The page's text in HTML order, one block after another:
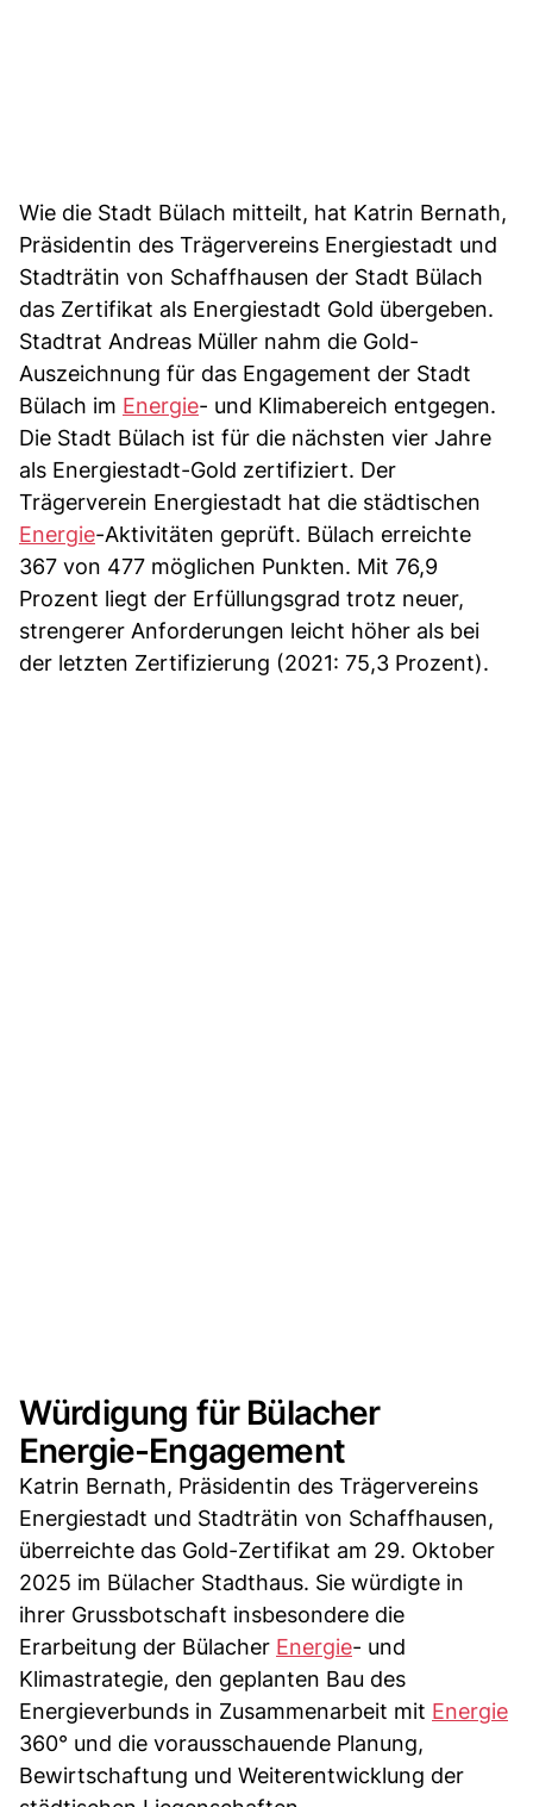
Wie die Stadt Bülach mitteilt, hat Katrin Bernath,
Präsidentin des Trägervereins Energiestadt und
Stadträtin von Schaffhausen der Stadt Bülach
das Zertifikat als Energiestadt Gold übergeben.
Stadtrat Andreas Müller nahm die Gold-
Auszeichnung für das Engagement der Stadt
Bülach im Energie- und Klimabereich entgegen.
Die Stadt Bülach ist für die nächsten vier Jahre
als Energiestadt-Gold zertifiziert. Der
Trägerverein Energiestadt hat die städtischen
Energie-Aktivitäten geprüft. Bülach erreichte
367 von 477 möglichen Punkten. Mit 76,9
Prozent liegt der Erfüllungsgrad trotz neuer,
strengerer Anforderungen leicht höher als bei
der letzten Zertifizierung (2021: 75,3 Prozent).
Würdigung für Bülacher
Energie-Engagement
Katrin Bernath, Präsidentin des Trägervereins
Energiestadt und Stadträtin von Schaffhausen,
überreichte das Gold-Zertifikat am 29. Oktober
2025 im Bülacher Stadthaus. Sie würdigte in
ihrer Grussbotschaft insbesondere die
Erarbeitung der Bülacher Energie- und
Klimastrategie, den geplanten Bau des
Energieverbunds in Zusammenarbeit mit Energie
360° und die vorausschauende Planung,
Bewirtschaftung und Weiterentwicklung der